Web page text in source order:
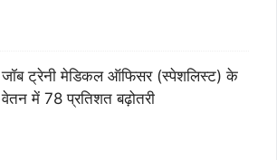
जॉब ट्रेनी मेडिकल ऑफिसर (स्पेशलिस्ट) के
वेतन में 78 प्रतिशत बढ़ोतरी